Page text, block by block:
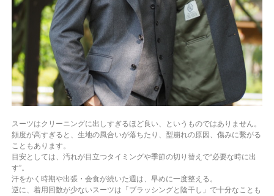
スーツはクリーニングに出しすぎるほど良い、というものではありません。
頻度が高すぎると、生地の風合いが落ちたり、型崩れの原因、傷みに繫がる
こともあります。
目安としては、汚れが目立つタイミングや季節の切り替えで“必要な時に出
す”。
汗をかく時期や出張・会食が続いた週は、早めに一度整える。
逆に、着用回数が少ないスーツは「ブラッシングと陰干し」で十分なことも